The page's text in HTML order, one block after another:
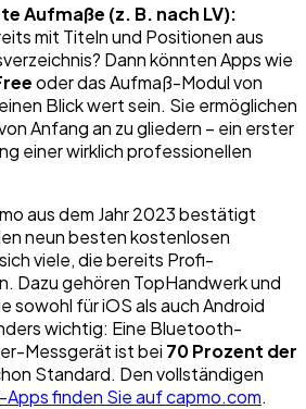
Aufmaße (z. B. nach LV):
mit Titeln und Positionen aus
Dann könnten Apps wie
oder das Aufmaß-Modul von
einen Blick wert sein. Sie ermöglichen
Anfang an zu gliedern – ein erster
einer wirklich professionellen
aus dem Jahr 2023 bestätigt
neun besten kostenlosen
viele, die bereits Profi-
Dazu gehören TopHandwerk und
sowohl für iOS als auch Android
wichtig: Eine Bluetooth-
Messgerät ist bei 70 Prozent der
Standard. Den vollständigen
finden Sie auf capmo.com.